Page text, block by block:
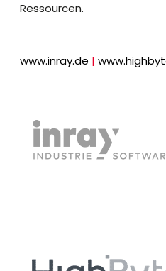
Ressourcen.
www.inray.de |